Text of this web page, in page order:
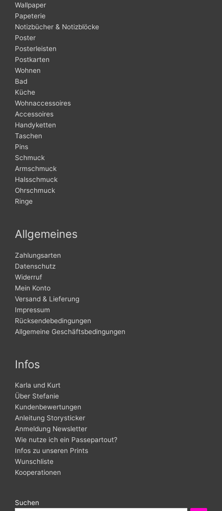
Wallpaper
Papeterie
Notizbücher & Notizblöcke
Poster
Posterleisten
Postkarten
Wohnen
Bad
Küche
Wohnaccessoires
Accessoires
Handyketten
Taschen
Pins
Schmuck
Armschmuck
Halsschmuck
Ohrschmuck
Ringe
Allgemeines
Zahlungsarten
Datenschutz
Widerruf
Mein Konto
Versand & Lieferung
Impressum
Rücksendebedingungen
Allgemeine Geschäftsbedingungen
Infos
Karla und Kurt
Über Stefanie
Kundenbewertungen
Anleitung Storysticker
Anmeldung Newsletter
Wie nutze ich ein Passepartout?
Infos zu unseren Prints
Wunschliste
Kooperationen
Suchen